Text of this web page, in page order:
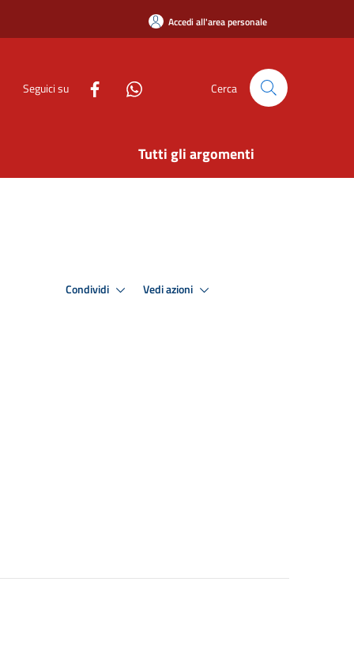
Accedi all'area personale
Seguici su Cerca
Tutti gli argomenti
Condividi Vedi azioni